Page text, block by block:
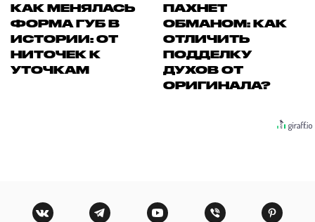
КАК МЕНЯЛАСЬ
ФОРМА ГУБ В
ИСТОРИИ: ОТ
НИТОЧЕК К
УТОЧКАМ
ПАХНЕТ
ОБМАНОМ: КАК
ОТЛИЧИТЬ
ПОДДЕЛКУ
ДУХОВ ОТ
ОРИГИНАЛА?